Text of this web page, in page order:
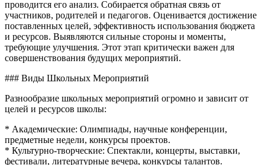
проводится его анализ. Собирается обратная связь от
участников, родителей и педагогов. Оценивается достижение
поставленных целей, эффективность использования бюджета
и ресурсов. Выявляются сильные стороны и моменты,
требующие улучшения. Этот этап критически важен для
совершенствования будущих мероприятий.
### Виды Школьных Мероприятий
Разнообразие школьных мероприятий огромно и зависит от
целей и ресурсов школы:
* Академические: Олимпиады, научные конференции,
предметные недели, конкурсы проектов.
* Культурно-творческие: Спектакли, концерты, выставки,
фестивали, литературные вечера, конкурсы талантов.